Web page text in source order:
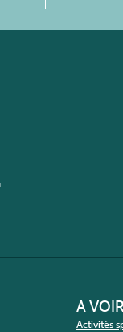
A
Activités